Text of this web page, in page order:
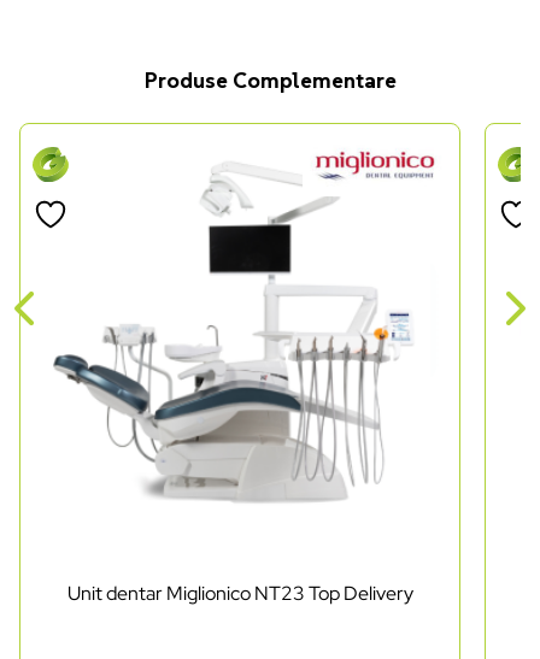
Produse Complementare
Unit dentar Miglionico NT23 Top Delivery